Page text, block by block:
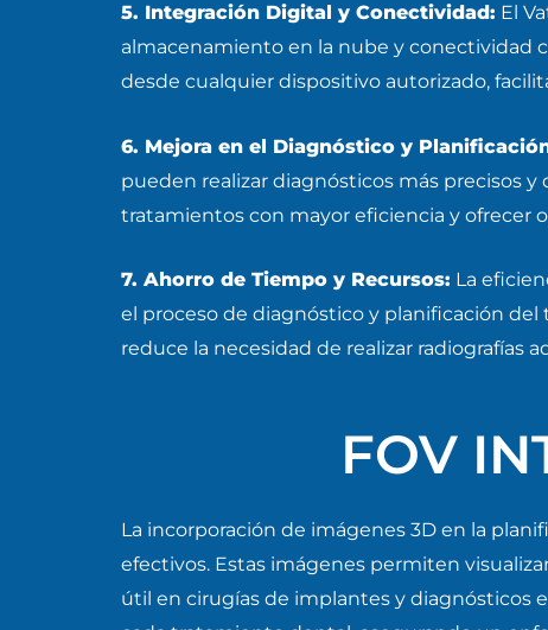
5. Integración Digital y Conectividad: El
almacenamiento en la nube y conectividad
desde cualquier dispositivo autorizado,
6. Mejora en el Diagnóstico y
pueden realizar diagnósticos más precisos
tratamientos con mayor eficiencia y ofrecer
7. Ahorro de Tiempo y Recursos: La
el proceso de diagnóstico y planificación
reduce la necesidad de realizar radiografías
FOV
La incorporación de imágenes 3D en la
efectivos. Estas imágenes permiten
útil en cirugías de implantes y diagnósticos